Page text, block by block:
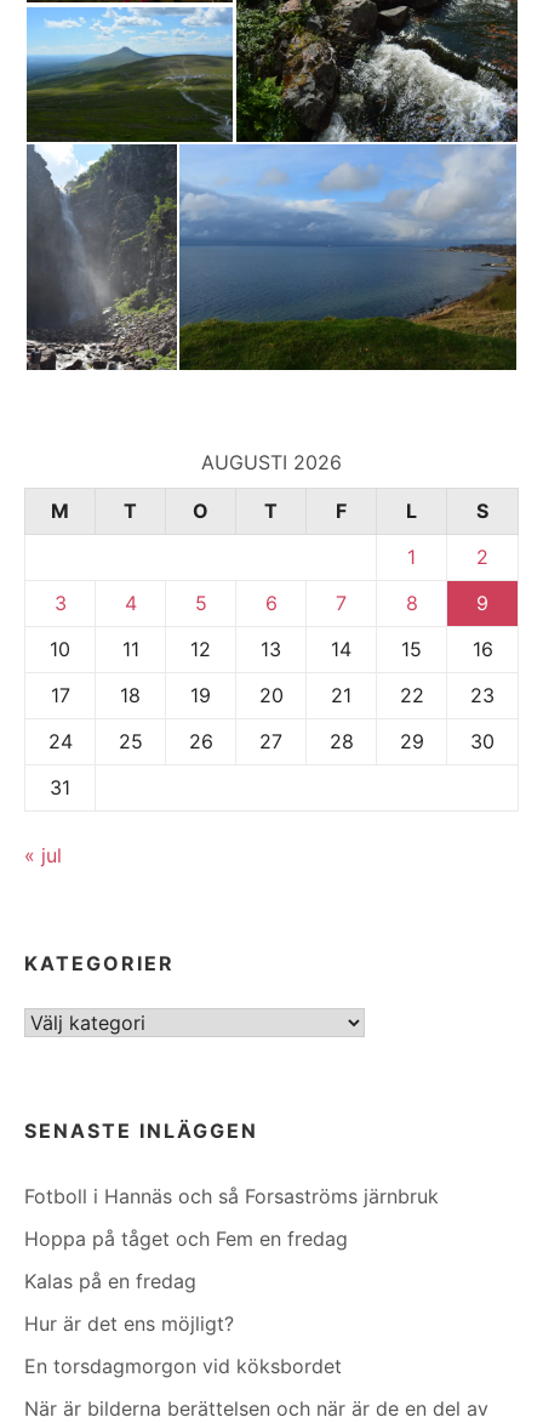
AUGUSTI 2026
M
T O T F L
S
1
2
3
4 5 6 7 8
9
10
11 12 13 14 15
16
17
18 19 20 21 22
23
24
25 26 27 28 29
30
31
« jul
KATEGORIER
Kategorier
SENASTE INLÄGGEN
Fotboll i Hannäs och så Forsaströms järnbruk
Hoppa på tåget och Fem en fredag
Kalas på en fredag
Hur är det ens möjligt?
En torsdagmorgon vid köksbordet
När är bilderna berättelsen och när är de en del av